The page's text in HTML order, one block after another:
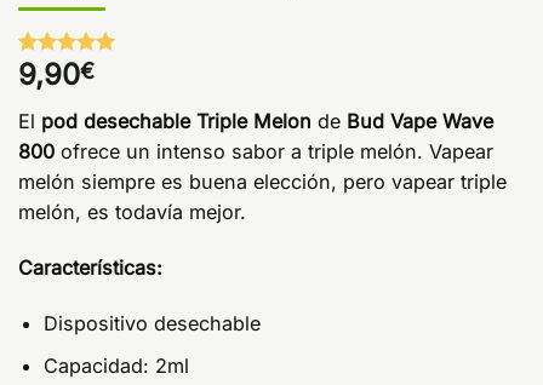
Valorado
con5 de 5
en base a
1
valoración
de un
9,90€
El pod desechable Triple Melon de Bud Vape Wave
800 ofrece un intenso sabor a triple melón. Vapear
melón siempre es buena elección, pero vapear triple
melón, es todavía mejor.
Características:
Dispositivo desechable
Capacidad: 2ml